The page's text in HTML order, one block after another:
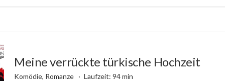
Meine verrückte türkische Hochzeit
Komödie, Romanze Laufzeit: 94 min